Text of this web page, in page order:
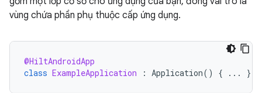
vùng chứa phần phụ thuộc cấp ứng dụng.
@HiltAndroidApp
class ExampleApplication : Application() { ... }